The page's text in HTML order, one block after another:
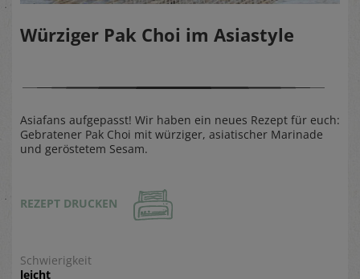
Würziger Pak Choi im Asiastyle
Asiafans aufgepasst! Wir haben ein neues Rezept für euch:
Gebratener Pak Choi mit würziger, asiatischer Marinade
und geröstetem Sesam.
REZEPT DRUCKEN
Schwierigkeit
leicht